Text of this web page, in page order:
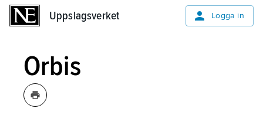
Uppslagsverket Logga in
Orbis